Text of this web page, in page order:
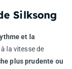
Silksong
et la
la vitesse de
plus prudente ou